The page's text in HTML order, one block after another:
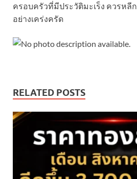
ครอบครัวที่มีประวัติมะเร็ง ควรหลี
อย่างเคร่งครัด
RELATED POSTS